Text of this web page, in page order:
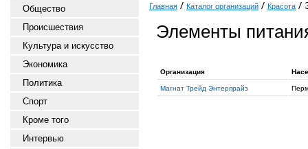
Общество
Происшествия
Культура и искусство
Экономика
Политика
Спорт
Кроме того
Интервью
Главная Каталог организаций Красота
Элементы
Организация
Магнат Трейд Энтерпрайз